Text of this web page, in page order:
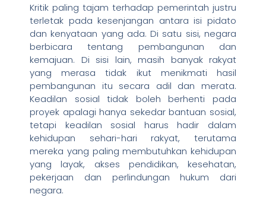
Kritik paling tajam terhadap pemerintah justru
terletak pada kesenjangan antara isi pidato
dan kenyataan yang ada. Di satu sisi, negara
berbicara tentang pembangunan dan
kemajuan. Di sisi lain, masih banyak rakyat
yang merasa tidak ikut menikmati hasil
pembangunan itu secara adil dan merata.
Keadilan sosial tidak boleh berhenti pada
proyek apalagi hanya sekedar bantuan sosial,
tetapi keadilan sosial harus hadir dalam
kehidupan sehari-hari rakyat, terutama
mereka yang paling membutuhkan kehidupan
yang layak, akses pendidikan, kesehatan,
pekerjaan dan perlindungan hukum dari
negara.